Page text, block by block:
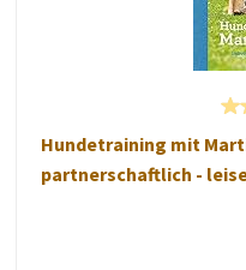
Hundetraining mit
partnerschaftlich -